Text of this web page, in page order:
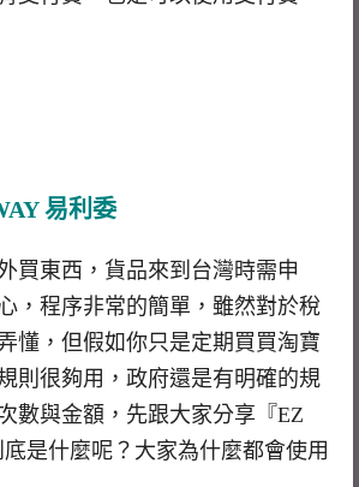
易利委
買東西，貨品來到台灣時需申
，程序非常的簡單，雖然對於稅
懂，但假如你只是定期買買淘寶
則很夠用，政府還是有明確的規
數與金額，先跟大家分享『EZ
是什麼呢？大家為什麼都會使用